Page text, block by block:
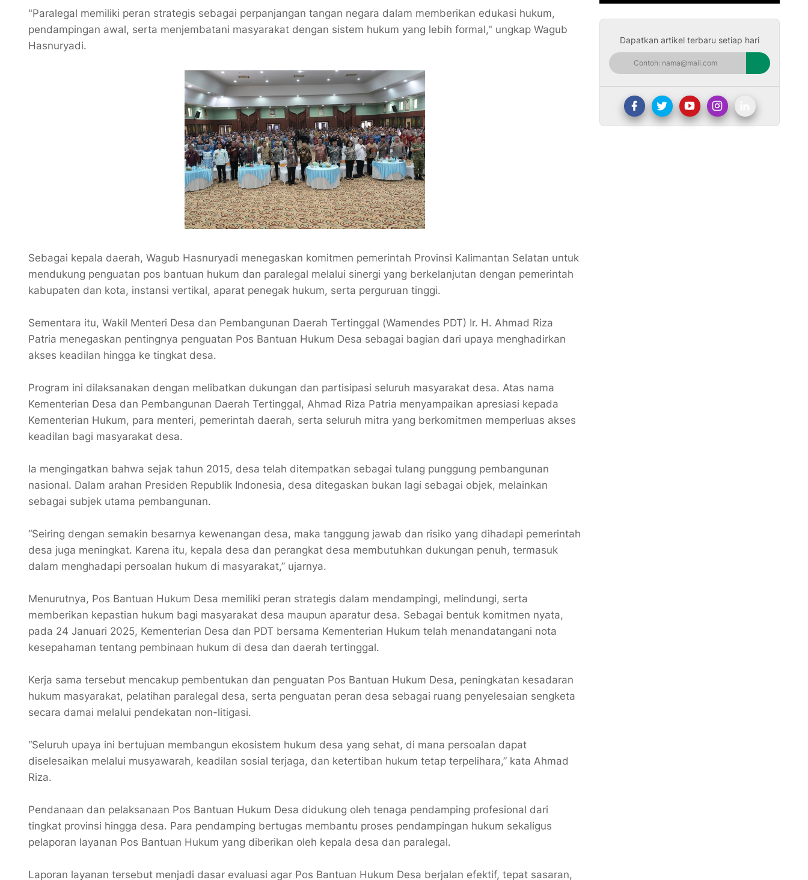
‎"Paralegal memiliki peran strategis sebagai perpanjangan tangan negara dalam memberikan edukasi hukum,
pendampingan awal, serta menjembatani masyarakat dengan sistem hukum yang lebih formal," ungkap Wagub
Hasnuryadi.
‎Sebagai kepala daerah, Wagub Hasnuryadi menegaskan komitmen pemerintah Provinsi Kalimantan Selatan untuk
mendukung penguatan pos bantuan hukum dan paralegal melalui sinergi yang berkelanjutan dengan pemerintah
kabupaten dan kota, instansi vertikal, aparat penegak hukum, serta perguruan tinggi.
‎Sementara itu, Wakil Menteri Desa dan Pembangunan Daerah Tertinggal (Wamendes PDT) Ir. H. Ahmad Riza
Patria menegaskan pentingnya penguatan Pos Bantuan Hukum Desa sebagai bagian dari upaya menghadirkan
akses keadilan hingga ke tingkat desa.
‎Program ini dilaksanakan dengan melibatkan dukungan dan partisipasi seluruh masyarakat desa. Atas nama
Kementerian Desa dan Pembangunan Daerah Tertinggal, Ahmad Riza Patria menyampaikan apresiasi kepada
Kementerian Hukum, para menteri, pemerintah daerah, serta seluruh mitra yang berkomitmen memperluas akses
keadilan bagi masyarakat desa.
‎Ia mengingatkan bahwa sejak tahun 2015, desa telah ditempatkan sebagai tulang punggung pembangunan
nasional. Dalam arahan Presiden Republik Indonesia, desa ditegaskan bukan lagi sebagai objek, melainkan
sebagai subjek utama pembangunan.
‎“Seiring dengan semakin besarnya kewenangan desa, maka tanggung jawab dan risiko yang dihadapi pemerintah
desa juga meningkat. Karena itu, kepala desa dan perangkat desa membutuhkan dukungan penuh, termasuk
dalam menghadapi persoalan hukum di masyarakat,” ujarnya.
‎Menurutnya, Pos Bantuan Hukum Desa memiliki peran strategis dalam mendampingi, melindungi, serta
memberikan kepastian hukum bagi masyarakat desa maupun aparatur desa. Sebagai bentuk komitmen nyata,
pada 24 Januari 2025, Kementerian Desa dan PDT bersama Kementerian Hukum telah menandatangani nota
kesepahaman tentang pembinaan hukum di desa dan daerah tertinggal.
‎Kerja sama tersebut mencakup pembentukan dan penguatan Pos Bantuan Hukum Desa, peningkatan kesadaran
hukum masyarakat, pelatihan paralegal desa, serta penguatan peran desa sebagai ruang penyelesaian sengketa
secara damai melalui pendekatan non-litigasi.
‎“Seluruh upaya ini bertujuan membangun ekosistem hukum desa yang sehat, di mana persoalan dapat
diselesaikan melalui musyawarah, keadilan sosial terjaga, dan ketertiban hukum tetap terpelihara,” kata Ahmad
Riza.
‎Pendanaan dan pelaksanaan Pos Bantuan Hukum Desa didukung oleh tenaga pendamping profesional dari
tingkat provinsi hingga desa. Para pendamping bertugas membantu proses pendampingan hukum sekaligus
pelaporan layanan Pos Bantuan Hukum yang diberikan oleh kepala desa dan paralegal.
‎Laporan layanan tersebut menjadi dasar evaluasi agar Pos Bantuan Hukum Desa berjalan efektif, tepat sasaran,
Dapatkan artikel terbaru setiap hari